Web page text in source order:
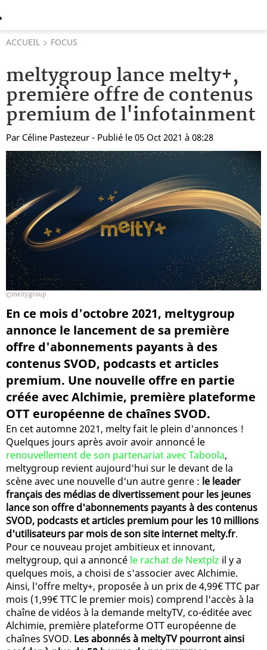
ACCUEIL FOCUS
meltygroup lance melty+,
première offre de contenus
premium de l'infotainment
Par Céline Pastezeur - Publié le 05 Oct 2021 à 08:28
meltygroup
En ce mois d'octobre 2021, meltygroup
annonce le lancement de sa première
offre d'abonnements payants à des
contenus SVOD, podcasts et articles
premium. Une nouvelle offre en partie
créée avec Alchimie, première plateforme
OTT européenne de chaînes SVOD.
En cet automne 2021, melty fait le plein d'annonces !
Quelques jours après avoir avoir annoncé le
renouvellement de son partenariat avec Taboola,
meltygroup revient aujourd'hui sur le devant de la
scène avec une nouvelle d'un autre genre : le leader
français des médias de divertissement pour les jeunes
lance son offre d'abonnements payants à des contenus
SVOD, podcasts et articles premium pour les 10 millions
d'utilisateurs par mois de son site internet melty.fr.
Pour ce nouveau projet ambitieux et innovant,
meltygroup, qui a annoncé le rachat de Nextplz il y a
quelques mois, a choisi de s'associer avec Alchimie.
Ainsi, l'offre melty+, proposée à un prix de 4,99€ TTC par
mois (1,99€ TTC le premier mois) comprend l'accès à la
chaîne de vidéos à la demande meltyTV, co-éditée avec
Alchimie, première plateforme OTT européenne de
chaînes SVOD. Les abonnés à meltyTV pourront ainsi